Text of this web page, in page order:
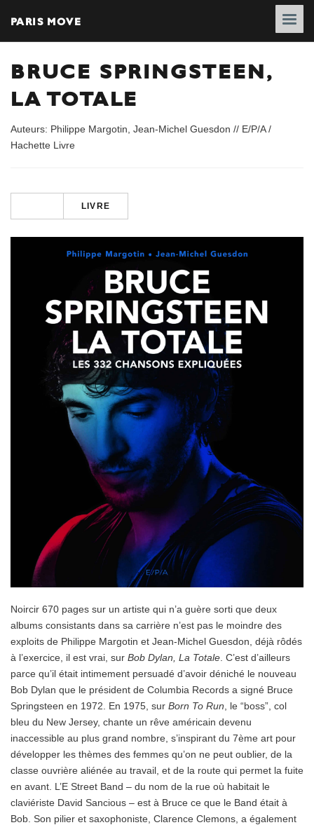
PARIS MOVE
BRUCE SPRINGSTEEN,
LA TOTALE
Auteurs: Philippe Margotin, Jean-Michel Guesdon // E/P/A /
Hachette Livre
LIVRE
Noircir 670 pages sur un artiste qui n’a guère sorti que deux
albums consistants dans sa carrière n’est pas le moindre des
exploits de Philippe Margotin et Jean-Michel Guesdon, déjà rôdés
à l’exercice, il est vrai, sur Bob Dylan, La Totale . C’est d’ailleurs
parce qu’il était intimement persuadé d’avoir déniché le nouveau
Bob Dylan que le président de Columbia Records a signé Bruce
Springsteen en 1972. En 1975, sur Born To Run , le “boss”, col
bleu du New Jersey, chante un rêve américain devenu
inaccessible au plus grand nombre, s’inspirant du 7ème art pour
développer les thèmes des femmes qu’on ne peut oublier, de la
classe ouvrière aliénée au travail, et de la route qui permet la fuite
en avant. L’E Street Band – du nom de la rue où habitait le
claviériste David Sancious – est à Bruce ce que le Band était à
Bob. Son pilier et saxophoniste, Clarence Clemons, a également